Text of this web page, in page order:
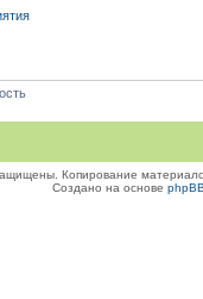
Копирование
Создано на основе